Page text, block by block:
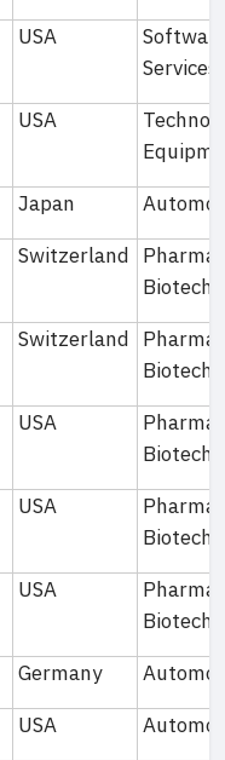
USA
Services
USA
Japan
Switzerland
Switzerland
USA
USA
USA
Germany
USA